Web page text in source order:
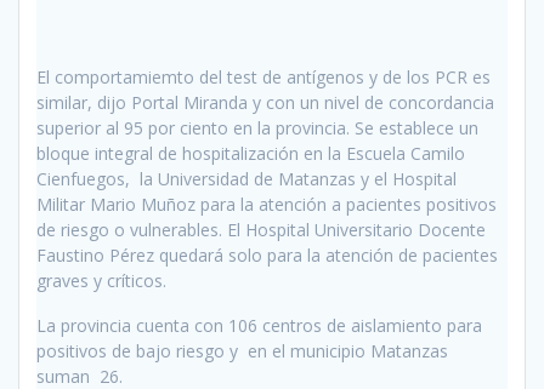
El comportamiemto del test de antígenos y de los PCR es
similar, dijo Portal Miranda y con un nivel de concordancia
superior al 95 por ciento en la provincia. Se establece un
bloque integral de hospitalización en la Escuela Camilo
Cienfuegos, la Universidad de Matanzas y el Hospital
Militar Mario Muñoz para la atención a pacientes positivos
de riesgo o vulnerables. El Hospital Universitario Docente
Faustino Pérez quedará solo para la atención de pacientes
graves y críticos.
La provincia cuenta con 106 centros de aislamiento para
positivos de bajo riesgo y en el municipio Matanzas
suman 26.